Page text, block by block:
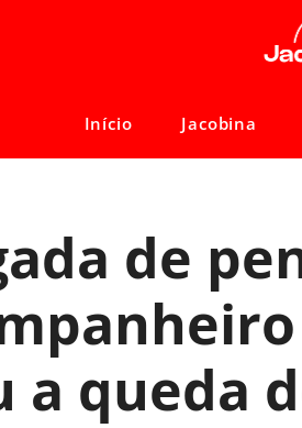
Início Jacobina
de
a queda